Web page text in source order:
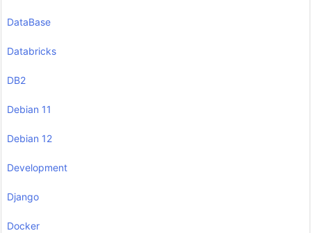
DataBase
Databricks
DB2
Debian 11
Debian 12
Development
Django
Docker